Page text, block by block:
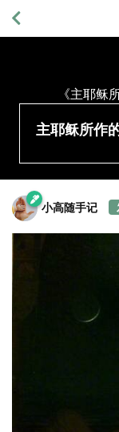
《主耶
主耶稣所作
小高随手记